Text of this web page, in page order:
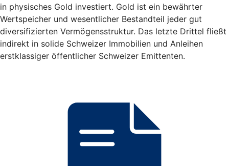
in physisches Gold investiert. Gold ist ein bewährter
Wertspeicher und wesentlicher Bestandteil jeder gut
diversifizierten Vermögensstruktur. Das letzte Drittel fließt
indirekt in solide Schweizer Immobilien und Anleihen
erstklassiger öffentlicher Schweizer Emittenten.